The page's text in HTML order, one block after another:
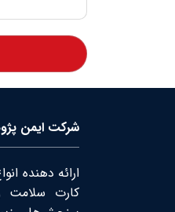
شرکت ایمن
ارائه دهنده
کارت سلامت